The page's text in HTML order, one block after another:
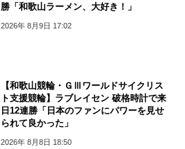
勝「和歌山ラーメン、大好き！」
2026年 8月9日 17:02
【和歌山競輪・ＧⅢワールドサイクリス
ト支援競輪】ラブレイセン 破格時計で来
日12連勝「日本のファンにパワーを見せ
られて良かった」
2026年 8月8日 18:50